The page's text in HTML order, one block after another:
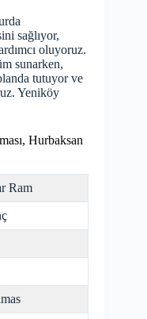
sağlıyor,
oluyoruz.
sunarken,
tutuyor ve
Yeniköy
Hurbaksan
Ram